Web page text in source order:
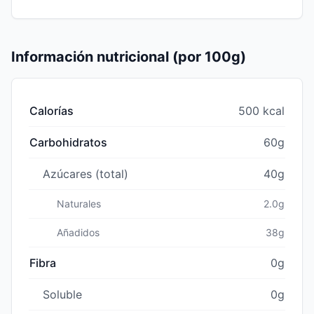
Información nutricional (por 100g)
Calorías 500 kcal
Carbohidratos 60g
Azúcares (total) 40g
Naturales 2.0g
Añadidos 38g
Fibra 0g
Soluble 0g